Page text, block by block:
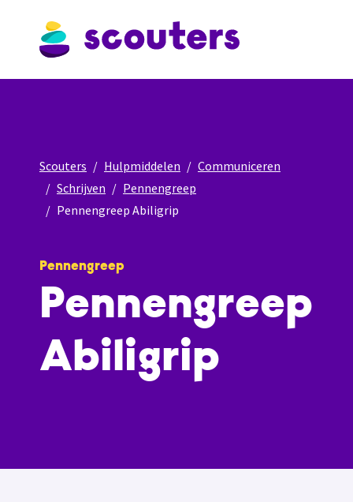
Scouters Hulpmiddelen
Communiceren
Schrijven
Pennengreep
Pennengreep Abiligrip
Pennengreep
Pennengreep
Abiligrip